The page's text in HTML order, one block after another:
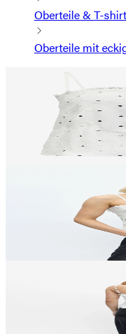
Oberteile & T-
Oberteile mit